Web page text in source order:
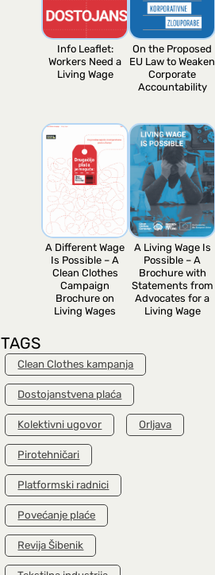
Info Leaflet:
Workers Need a
Living Wage
On the Proposed
EU Law to Weaken
Corporate
Accountability
A Different Wage
Is Possible – A
Clean Clothes
Campaign
Brochure on
Living Wages
A Living Wage Is
Possible – A
Brochure with
Statements from
Advocates for a
Living Wage
TAGS
Clean Clothes kampanja
Dostojanstvena plaća
Kolektivni ugovor Orljava
Pirotehničari
Platformski radnici
Povećanje plaće
Revija Šibenik